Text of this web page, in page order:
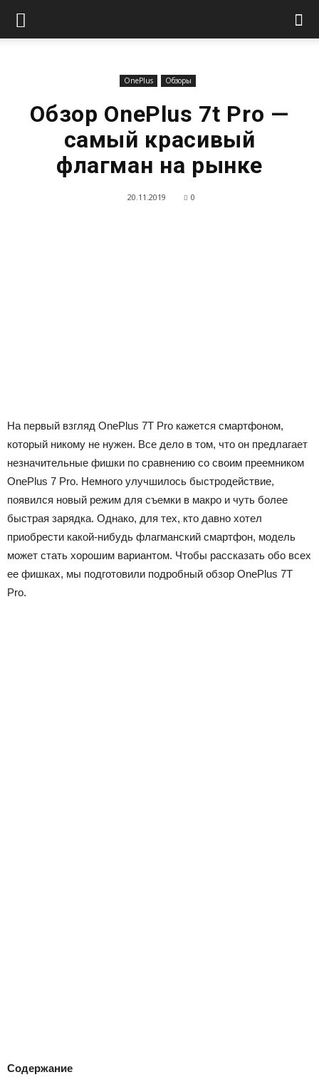
OnePlus Обзоры
Обзор OnePlus 7t Pro —
самый красивый
флагман на рынке
20.11.2019 0
На первый взгляд OnePlus 7T Pro кажется смартфоном,
который никому не нужен. Все дело в том, что он предлагает
незначительные фишки по сравнению со своим преемником
OnePlus 7 Pro. Немного улучшилось быстродействие,
появился новый режим для съемки в макро и чуть более
быстрая зарядка. Однако, для тех, кто давно хотел
приобрести какой-нибудь флагманский смартфон, модель
может стать хорошим вариантом. Чтобы рассказать обо всех
ее фишках, мы подготовили подробный обзор OnePlus 7T
Pro.
Содержание